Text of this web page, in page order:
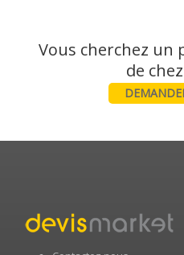
Vous cherchez un